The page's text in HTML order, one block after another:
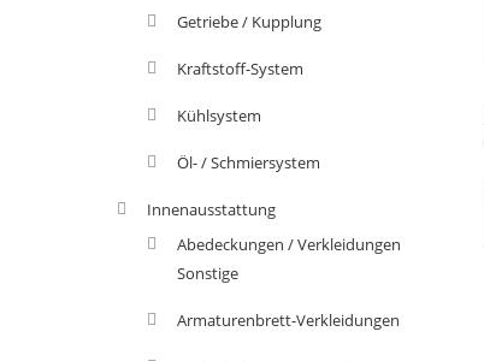
Getriebe / Kupplung
Kraftstoff-System
Kühlsystem
Öl- / Schmiersystem
Innenausstattung
Abedeckungen / Verkleidungen
Sonstige
Armaturenbrett-Verkleidungen